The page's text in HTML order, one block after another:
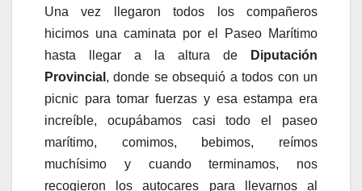
Una vez llegaron todos los compañeros
hicimos una caminata por el Paseo Marítimo
hasta llegar a la altura de
Diputación
Provincial , donde se obsequió a todos con un
picnic para tomar fuerzas y esa estampa era
increíble, ocupábamos casi todo el paseo
marítimo, comimos, bebimos, reímos
muchísimo y cuando terminamos, nos
recogieron los autocares para llevarnos al